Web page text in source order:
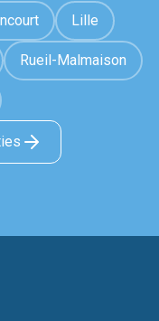
Lille
Rueil-Malmaison